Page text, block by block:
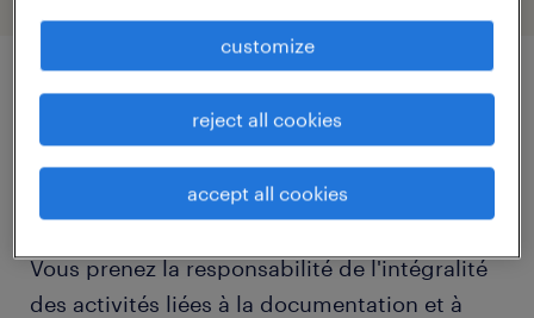
descriptif du poste
Vous prenez la responsabilité de l'intégralité
des activités liées à la documentation et à
customize
reject all cookies
accept all cookies